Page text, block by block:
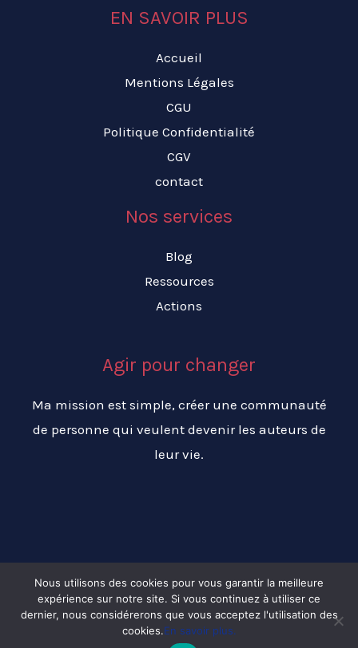
EN SAVOIR PLUS
Accueil
Mentions Légales
CGU
Politique Confidentialité
CGV
contact
Nos services
Blog
Ressources
Actions
Agir pour changer
Ma mission est simple, créer une communauté
de personne qui veulent devenir les auteurs de
leur vie.
Copyright © 2026 Changer ma vie pour réussir ma vie
Nous utilisons des cookies pour vous garantir la meilleure
expérience sur notre site. Si vous continuez à utiliser ce
dernier, nous considérerons que vous acceptez l'utilisation des
cookies.En savoir plus.